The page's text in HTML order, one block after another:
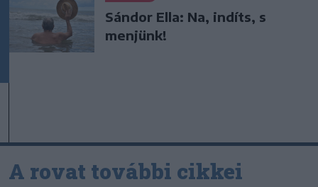
Sándor Ella: Na, indíts, s
menjünk!
A rovat további cikkei